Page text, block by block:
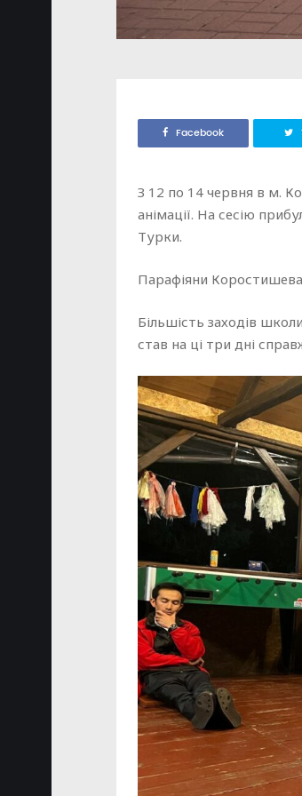
Facebook
З 12 по 14 червня в м.
анімації. На сесію
Турки.
Парафіяни
Більшість заходів
став на ці три дні